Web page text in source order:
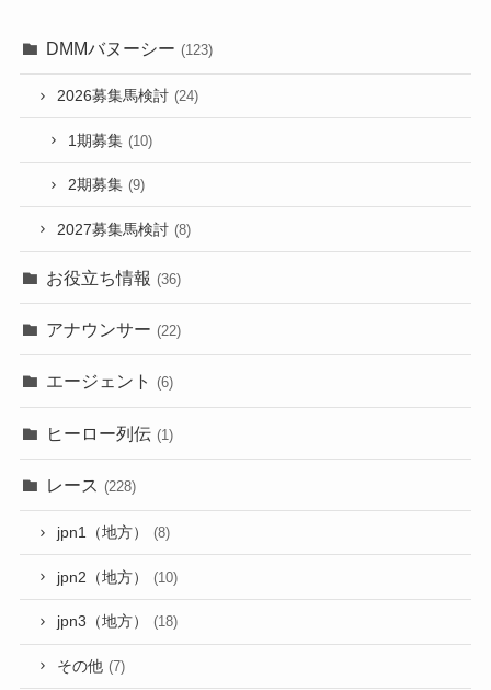
DMMバヌーシー (123)
2026募集馬検討 (24)
1期募集 (10)
2期募集 (9)
2027募集馬検討 (8)
お役立ち情報 (36)
アナウンサー (22)
エージェント (6)
ヒーロー列伝 (1)
レース (228)
jpn1（地方） (8)
jpn2（地方） (10)
jpn3（地方） (18)
その他 (7)